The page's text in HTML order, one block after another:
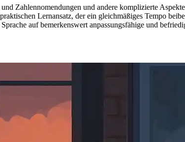
Zahlennomendungen und andere komplizierte
Lernansatz, der ein gleichmäßiges Tempo
auf bemerkenswert anpassungsfähige und